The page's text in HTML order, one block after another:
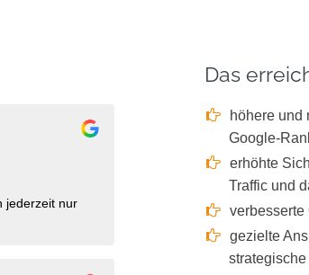
jederzeit nur
Das
höhere und
Google-
erhöhte
Traffic und
verbesserte
gezielte